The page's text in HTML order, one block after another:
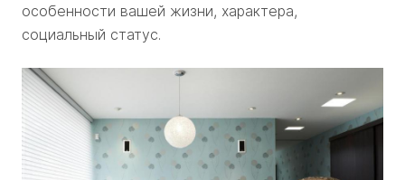
особенности вашей жизни, характера,
социальный статус.